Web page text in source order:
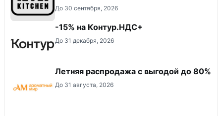
До 30 сентября, 2026
-15% на Контур.НДС+
До 31 декабря, 2026
Летняя распродажа с выгодой до 80%
До 31 августа, 2026